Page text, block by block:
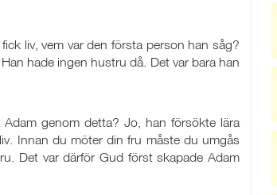
liv, vem var den första person han såg?
hade ingen hustru då. Det var bara han
genom detta? Jo, han försökte lära
Innan du möter din fru måste du umgås
Det var därför Gud först skapade Adam